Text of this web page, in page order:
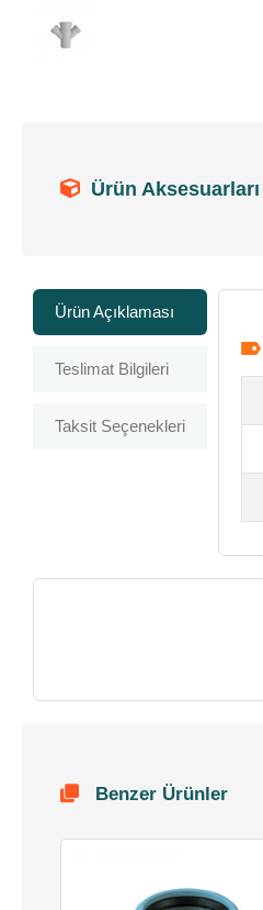
Ürün Aksesuarları
Ürün Açıklaması
Teslimat Bilgileri
Taksit Seçenekleri
Benzer Ürünler